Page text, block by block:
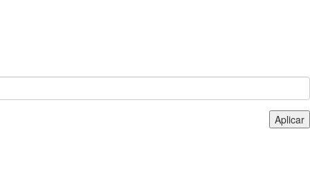
Aplicar